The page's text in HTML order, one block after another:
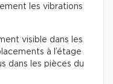
les vibrations
visible dans les
à l’étage
dans les pièces du